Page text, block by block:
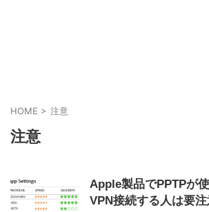
HOME > 注意
注意
Apple製品でPPTPが
VPN接続する人は要注